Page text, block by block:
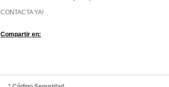
CONTACTA YA!
Compartir en: